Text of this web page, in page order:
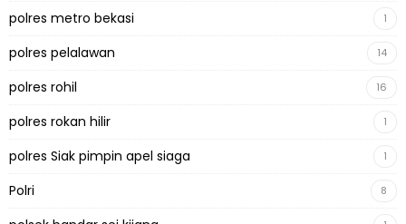
polres metro bekasi 1
polres pelalawan 14
polres rohil 16
polres rokan hilir 1
polres Siak pimpin apel siaga 1
Polri 8